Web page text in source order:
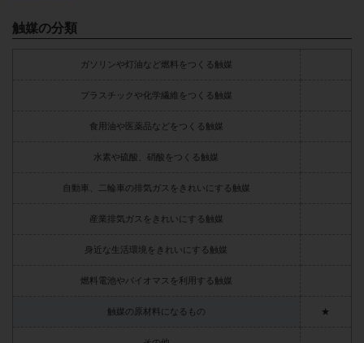
触媒の分類
ガソリンや灯油など燃料をつくる触媒
プラスチックや化学繊維をつくる触媒
食用油や医薬品などをつくる触媒
水素や硫酸、硝酸をつくる触媒
自動車、二輪車の排気ガスをきれいにする触媒
産業排気ガスをきれいにする触媒
身近な生活環境をきれいにする触媒
燃料電池やバイオマスを利用する触媒
触媒の原材料になるもの ★